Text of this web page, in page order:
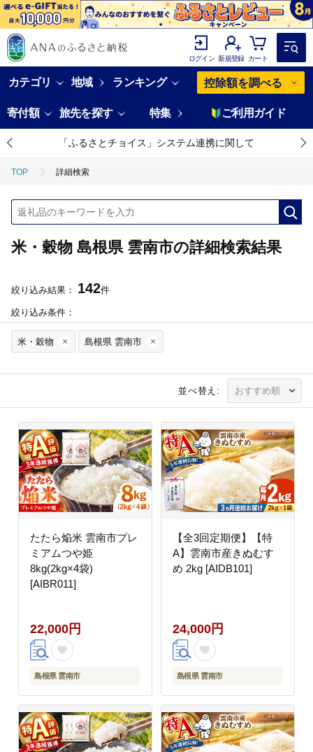
ログイン 新規登録 カート
カテゴリ 地域 ランキング 控除額を調べる
寄付額 旅先を探す 特集 ご利用ガイド
「ふるさとチョイス」システム連携に関して
TOP 詳細検索
米・穀物 島根県 雲南市の詳細検索結果
絞り込み結果： 142件
絞り込み条件：
米・穀物 島根県 雲南市
並べ替え:
たたら焔米 雲南市プレ
ミアムつや姫
8kg(2kg×4袋)
[AIBR011]
22,000円
島根県 雲南市
【全3回定期便】【特
A】雲南市産きぬむす
め 2kg [AIDB101]
24,000円
島根県 雲南市